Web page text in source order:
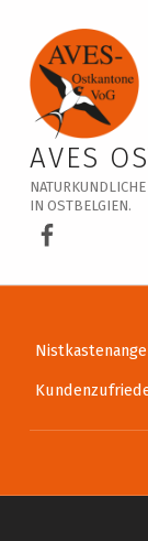
Veranstaltungskalender – AVES Ostkantone VoG
AVES
IN OSTBELGIEN.
AVES